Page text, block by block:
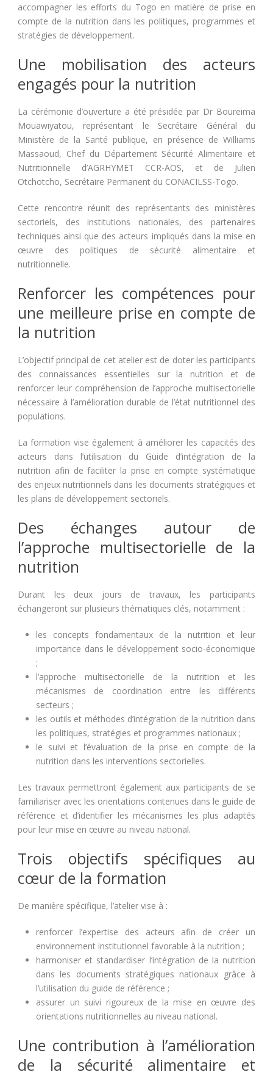
accompagner les efforts du Togo en matière de prise en
compte de la nutrition dans les politiques, programmes et
stratégies de développement.
Une mobilisation des acteurs
engagés pour la nutrition
La cérémonie d’ouverture a été présidée par Dr Boureima
Mouawiyatou, représentant le Secrétaire Général du
Ministère de la Santé publique, en présence de Williams
Massaoud, Chef du Département Sécurité Alimentaire et
Nutritionnelle d’AGRHYMET CCR-AOS, et de
Julien
Otchotcho, Secrétaire Permanent du CONACILSS-Togo.
Cette rencontre réunit des représentants des ministères
sectoriels, des institutions nationales, des partenaires
techniques ainsi que des acteurs impliqués dans la mise en
œuvre des politiques de sécurité alimentaire et
nutritionnelle.
Renforcer les compétences pour
une meilleure prise en compte de
la nutrition
L’objectif principal de cet atelier est de doter les participants
des connaissances essentielles sur la nutrition et de
renforcer leur compréhension de l’approche multisectorielle
nécessaire à l’amélioration durable de l’état nutritionnel des
populations.
La formation vise également à améliorer les capacités des
acteurs dans l’utilisation du Guide d’intégration de la
nutrition afin de faciliter la prise en compte systématique
des enjeux nutritionnels dans les documents stratégiques et
les plans de développement sectoriels.
Des échanges autour de
l’approche multisectorielle de la
nutrition
Durant les deux jours de travaux, les participants
échangeront sur plusieurs thématiques clés, notamment :
les concepts fondamentaux de la nutrition et leur
importance dans le développement socio-économique
;
l’approche multisectorielle de la nutrition et les
mécanismes de coordination entre les différents
secteurs ;
les outils et méthodes d’intégration de la nutrition dans
les politiques, stratégies et programmes nationaux ;
le suivi et l’évaluation de la prise en compte de la
nutrition dans les interventions sectorielles.
Les travaux permettront également aux participants de se
familiariser avec les orientations contenues dans le guide de
référence et d’identifier les mécanismes les plus adaptés
pour leur mise en œuvre au niveau national.
Trois objectifs spécifiques au
cœur de la formation
De manière spécifique, l’atelier vise à :
renforcer l’expertise des acteurs afin de créer un
environnement institutionnel favorable à la nutrition ;
harmoniser et standardiser l’intégration de la nutrition
dans les documents stratégiques nationaux grâce à
l’utilisation du guide de référence ;
assurer un suivi rigoureux de la mise en œuvre des
orientations nutritionnelles au niveau national.
Une contribution à l’amélioration
de la sécurité alimentaire et